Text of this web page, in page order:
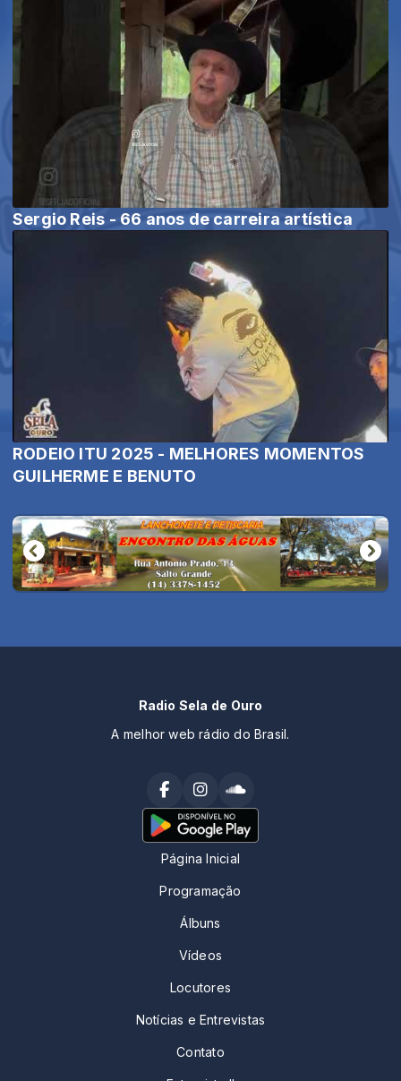
Sergio Reis - 66 anos de carreira artística
RODEIO ITU 2025 - MELHORES MOMENTOS
GUILHERME E BENUTO
Radio Sela de Ouro
A melhor web rádio do Brasil.
Página Inicial
Programação
Álbuns
Vídeos
Locutores
Notícias e Entrevistas
Contato